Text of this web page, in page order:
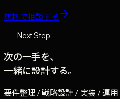
無料で相談する
—Next Step
次の一手を、
一緒に設計する。
要件整理 / 戦略設計 / 実装 / 運用